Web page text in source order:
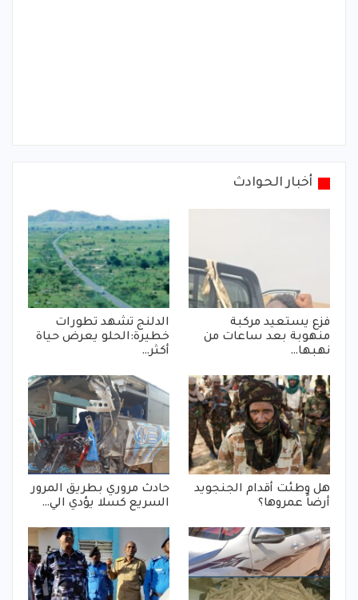
أخبار الحوادث
فزع يستعيد مركبة
منهوبة بعد ساعات من
نهبها…
الدلنج تشهد تطورات
خطيرة:الحلو يعرض حياة
أكثر…
هل وطئت أقدام الجنجويد
أرضاً عمروها؟
حادث مروري بطريق المرور
السريع كسلا يؤدي الي…